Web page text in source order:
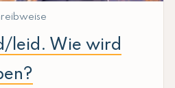
leid. Wie wird